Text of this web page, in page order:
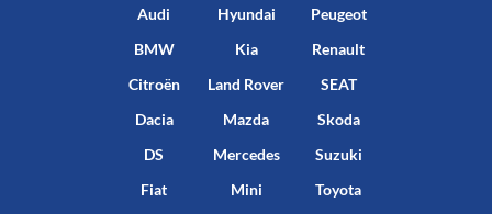
Audi
BMW
Citroën
Dacia
DS
Fiat
Hyundai
Kia
Land Rover
Mazda
Mercedes
Mini
Peugeot
Renault
SEAT
Skoda
Suzuki
Toyota